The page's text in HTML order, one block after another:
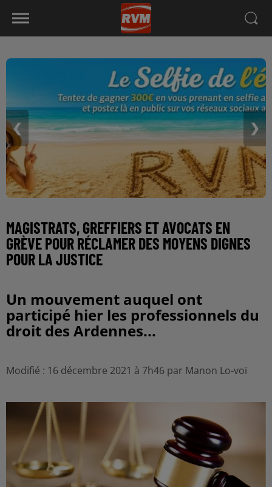
❮ ❯
MAGISTRATS, GREFFIERS ET AVOCATS EN
GRÈVE POUR RÉCLAMER DES MOYENS DIGNES
POUR LA JUSTICE
Un mouvement auquel ont
participé hier les professionnels du
droit des Ardennes...
Modifié : 16 décembre 2021 à 7h46 par Manon Lo-voï